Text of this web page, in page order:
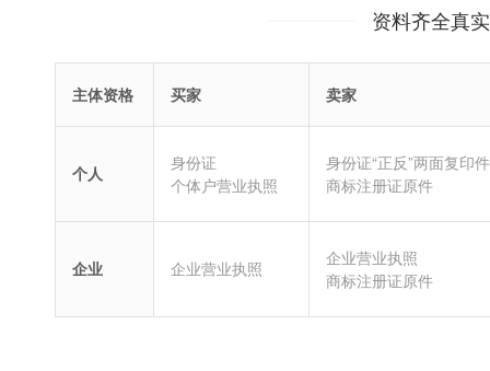
资料齐全真
主体资格 买家 卖家
个人
身份证
个体户营业执照
身份证“正反”两面复印件
商标注册证原件
企业 企业营业执照
企业营业执照
商标注册证原件